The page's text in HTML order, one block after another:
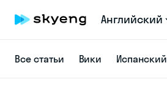
Английский
Все статьи Вики Испанский